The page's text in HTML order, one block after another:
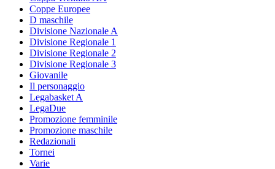
Coppe Europee
D maschile
Divisione Nazionale A
Divisione Regionale 1
Divisione Regionale 2
Divisione Regionale 3
Giovanile
Il personaggio
Legabasket A
LegaDue
Promozione femminile
Promozione maschile
Redazionali
Tornei
Varie